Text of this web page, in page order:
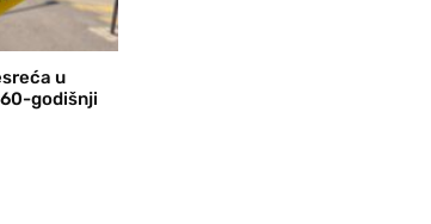
u
godišnji